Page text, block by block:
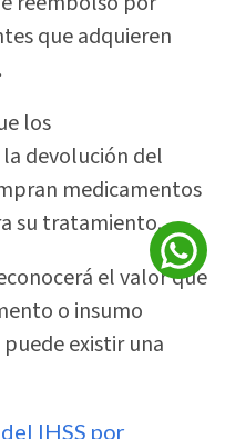
que adquieren
los
devolución del
medicamentos
su tratamiento.
el valor que
o insumo
existir una
IHSS por